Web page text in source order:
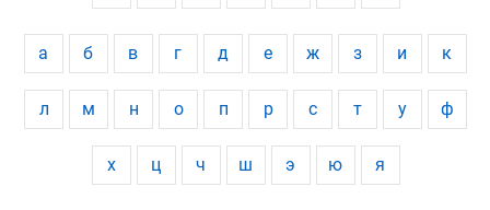
а б в г д е ж з и к
л м н о п р с т у ф
х ц ч ш э ю я